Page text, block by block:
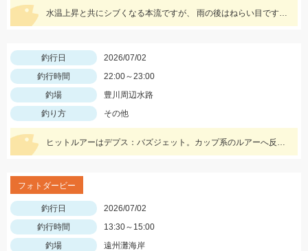
水温上昇と共にシブくなる本流ですが、 雨の後はねらい目です！ 鱒は夏が旬です！美味しい大鱒釣っちゃいましょう～！
釣行日
2026/07/02
釣行時間
22:00～23:00
釣場
豊川周辺水路
釣り方
その他
ヒットルアーはデプス：バズジェット。カップ系のルアーへ反応が悪い時にオススメのルアーです。ぜひお試しください。
フォトダービー
釣行日
2026/07/02
釣行時間
13:30～15:00
釣場
遠州灘海岸